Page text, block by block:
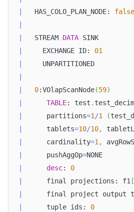
   HAS_COLO_PLAN_NODE:
false
   STREAM
DATA
     EXCHANGE ID:
01
0:VOlapScanNode(59)
TABLE: test .
      partitions
=1 /1 (
      tablets
=10/10,
      cardinality
=1 ,
      pushAggOp
=
desc: 0
      final projections: f1
[
final project output
      tuple ids:
0